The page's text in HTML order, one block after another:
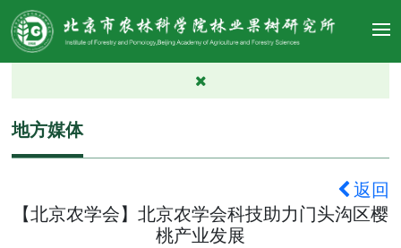
地方媒体
返回
【北京农学会】北京农学会科技助力门头沟区樱
桃产业发展